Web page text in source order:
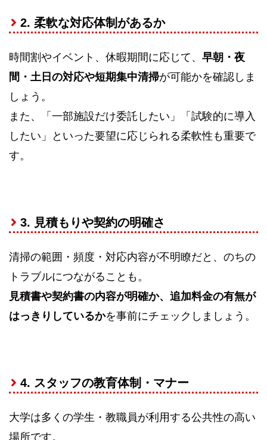
2. 柔軟な対応体制があるか
時間割やイベント、休暇期間に応じて、 早朝・夜
間・土日の対応や短期集中清掃が可能かを確認しま
しょう。
また、「一部施設だけ委託したい」「試験的に導入
したい」といった要望に応じられる柔軟性も重要で
す。
3. 見積もりや契約の明確さ
清掃の範囲・頻度・対応内容が不明瞭だと、のちの
トラブルにつながることも。
見積書や契約書の内容が明確か、追加料金の有無が
はっきりしているかを事前にチェックしましょう。
4. スタッフの教育体制・マナー
大学は多くの学生・教職員が利用する公共性の高い
場所です。